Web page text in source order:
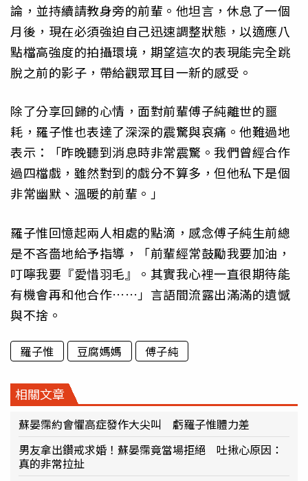
論，並持續請教身旁的前輩。他坦言，休息了一個
月後，現在必須強迫自己迅速調整狀態，以適應八
點檔高強度的拍攝環境，期望這次的表現能完全跳
脫之前的影子，帶給觀眾耳目一新的感受。
除了分享回歸的心情，面對前輩傅子純離世的噩
耗，羅子惟也表達了深深的震驚與哀痛。他難過地
表示：「昨晚聽到消息時非常震驚。我們曾經合作
過四檔戲，雖然對到的戲分不算多，但他私下是個
非常幽默、溫暖的前輩。」
羅子惟回憶起兩人相處的點滴，感念傅子純生前總
是不吝嗇地給予指導，「前輩經常鼓勵我要加油，
叮嚀我要『愛惜羽毛』。其實我心裡一直很期待能
有機會再和他合作……」言語間流露出滿滿的遺憾
與不捨。
羅子惟 豆腐媽媽 傅子純
相關文章
蘇晏霈約會懼高症發作大尖叫 虧羅子惟體力差
男友拿出鑽戒求婚！蘇晏霈竟當場拒絕 吐揪心原因：
真的非常拉扯